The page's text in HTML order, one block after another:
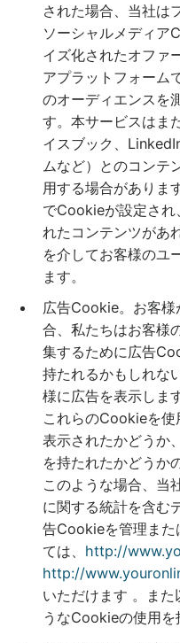
された場合、当社は
ソーシャルメディア
イズ化されたオファ
アプラットフォーム
のオーディエンスを
す。本サービスはま
イスブック、
ムなど）とのコンテ
用する場合がありま
でCookieが設定され
れたコンテンツがあ
を介してお客様のユ
ます。
広告Cookie。お客様
合、私たちはお客様
集するために広告
持たれるかもしれな
様に広告を表示しま
これらのCookieを使
表示されたかどうか
を持たれたかどうか
このような場合、当
に関する統計を含む
告Cookieを管理また
ては、 http://
http://
いただけます 。また
うなCookieの使用を